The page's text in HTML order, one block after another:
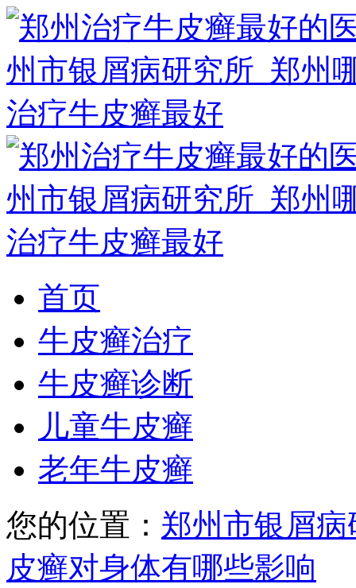
首页
牛皮癣治疗
牛皮癣诊断
儿童牛皮癣
老年牛皮癣
您的位置： 郑州市银屑病
皮癣对身体有哪些影响